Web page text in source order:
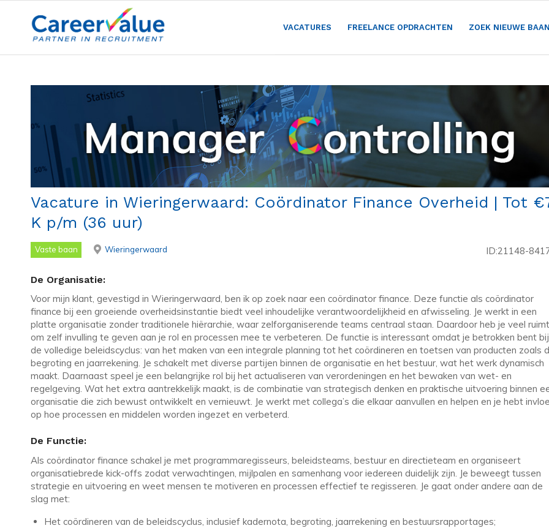
VACATURES FREELANCE OPDRACHTEN ZOEK NIEUWE BAAN
Vacature in Wieringerwaard: Coördinator Finance Overheid | Tot
K p/m (36 uur)
Vaste baan Wieringerwaard ID:21148-
De Organisatie:
Voor mijn klant, gevestigd in Wieringerwaard, ben ik op zoek naar een coördinator finance. Deze functie als coördinator
finance bij een groeiende overheidsinstantie biedt veel inhoudelijke verantwoordelijkheid en afwisseling. Je werkt in een
platte organisatie zonder traditionele hiërarchie, waar zelforganiserende teams centraal staan. Daardoor heb je veel
om zelf invulling te geven aan je rol en processen mee te verbeteren. De functie is interessant omdat je betrokken bent bij
de volledige beleidscyclus: van het maken van een integrale planning tot het coördineren en toetsen van producten zoals
begroting en jaarrekening. Je schakelt met diverse partijen binnen de organisatie en het bestuur, wat het werk dynamisch
maakt. Daarnaast speel je een belangrijke rol bij het actualiseren van verordeningen en het bewaken van wet- en
regelgeving. Wat het extra aantrekkelijk maakt, is de combinatie van strategisch denken en praktische uitvoering binnen
organisatie die zich bewust ontwikkelt en vernieuwt. Je werkt met collega’s die elkaar aanvullen en helpen en je hebt
op hoe processen en middelen worden ingezet en verbeterd.
De Functie:
Als coördinator finance schakel je met programmaregisseurs, beleidsteams, bestuur en directieteam en organiseert
organisatiebrede kick-offs zodat verwachtingen, mijlpalen en samenhang voor iedereen duidelijk zijn. Je beweegt tussen
strategie en uitvoering en weet mensen te motiveren en processen effectief te regisseren. Je gaat onder andere aan de
slag met:
Het coördineren van de beleidscyclus, inclusief kadernota, begroting, jaarrekening en bestuursrapportages;